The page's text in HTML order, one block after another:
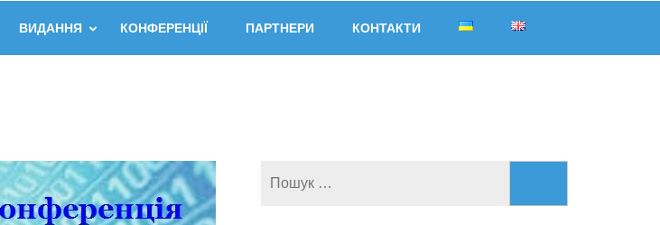
ВИДАННЯ КОНФЕРЕНЦІЇ ПАРТНЕРИ КОНТАКТИ